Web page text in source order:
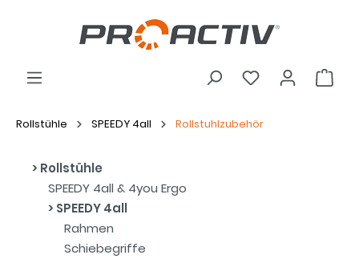
Rollstühle SPEEDY 4all Rollstuhlzubehör
Rollstühle
SPEEDY 4all & 4you Ergo
SPEEDY 4all
Rahmen
Schiebegriffe